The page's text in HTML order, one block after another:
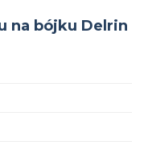
na bójku Delrin